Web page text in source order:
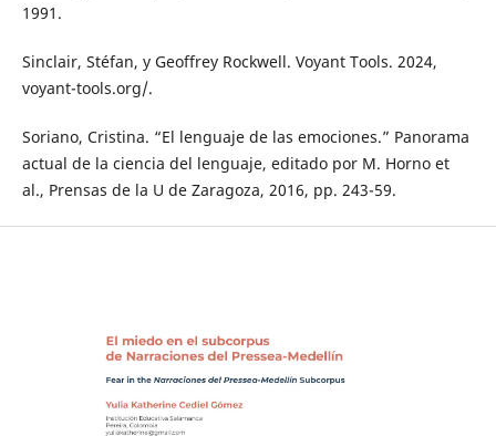
1991.
Sinclair, Stéfan, y Geoffrey Rockwell. Voyant Tools. 2024,
voyant-tools.org/.
Soriano, Cristina. “El lenguaje de las emociones.” Panorama
actual de la ciencia del lenguaje, editado por M. Horno et
al., Prensas de la U de Zaragoza, 2016, pp. 243-59.